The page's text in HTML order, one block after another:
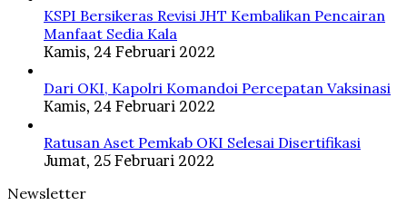
KSPI Bersikeras Revisi JHT Kembalikan Pencairan
Manfaat Sedia Kala
Kamis, 24 Februari 2022
Dari OKI, Kapolri Komandoi Percepatan Vaksinasi
Kamis, 24 Februari 2022
Ratusan Aset Pemkab OKI Selesai Disertifikasi
Jumat, 25 Februari 2022
Newsletter